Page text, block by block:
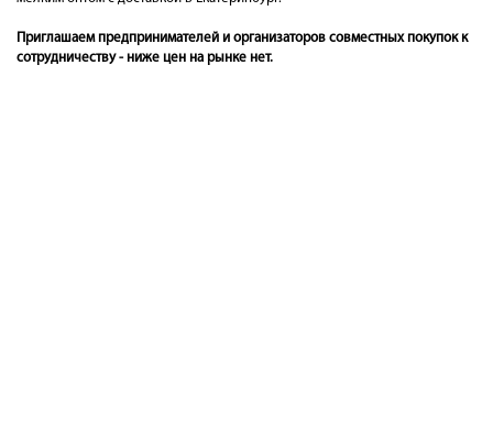
Приглашаем предпринимателей и организаторов совместных покупок к
сотрудничеству - ниже цен на рынке нет.